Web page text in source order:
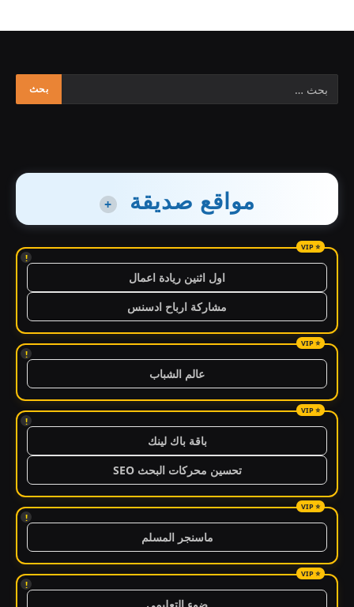
مواقع صديقة +
!
اول اثنين ريادة اعمال
مشاركة ارباح ادسنس
!
عالم الشباب
!
باقة باك لينك
تحسين محركات البحث SEO
!
ماسنجر المسلم
!